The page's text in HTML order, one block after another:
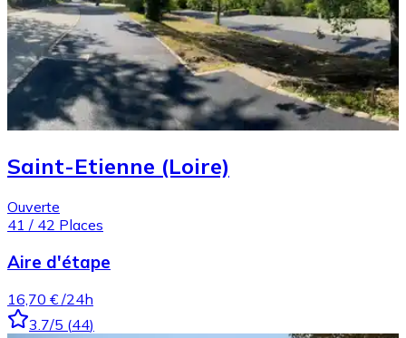
Saint-Etienne (Loire)
Ouverte
41 / 42 Places
Aire d'étape
16,70 € /24h
3.7/5 (44)